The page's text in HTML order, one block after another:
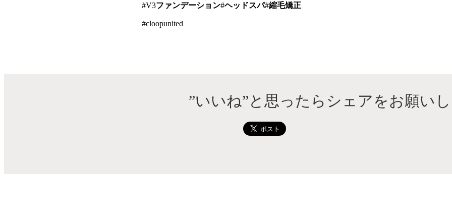
#V3ファンデーション#ヘッドスパ#縮毛矯正
#cloopunited
”いいね”と思ったらシェアをお願い